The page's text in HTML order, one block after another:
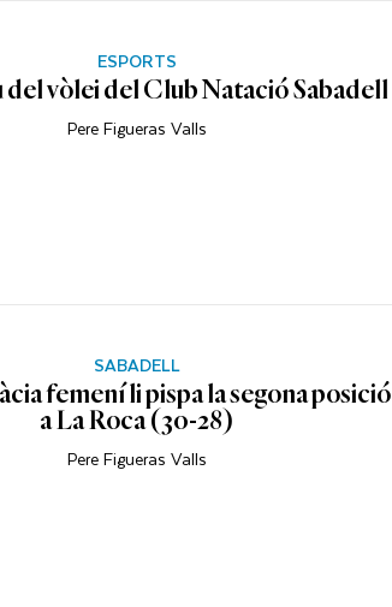
ESPORTS
del vòlei del Club Natació Sabadell
Pere Figueras Valls
SABADELL
femení li pispa la segona posició
a La Roca (30-28)
Pere Figueras Valls